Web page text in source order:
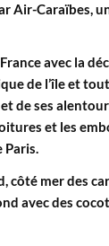
Air-Caraïbes,
avec la
de l’île et
de ses
et les
Paris.
côté mer des
avec des